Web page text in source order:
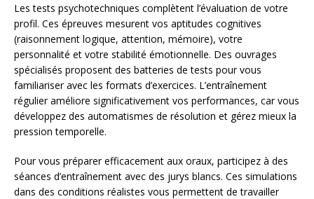
Les tests psychotechniques complètent l’évaluation de votre
profil. Ces épreuves mesurent vos aptitudes cognitives
(raisonnement logique, attention, mémoire), votre
personnalité et votre stabilité émotionnelle. Des ouvrages
spécialisés proposent des batteries de tests pour vous
familiariser avec les formats d’exercices. L’entraînement
régulier améliore significativement vos performances, car vous
développez des automatismes de résolution et gérez mieux la
pression temporelle.
Pour vous préparer efficacement aux oraux, participez à des
séances d’entraînement avec des jurys blancs. Ces simulations
dans des conditions réalistes vous permettent de travailler